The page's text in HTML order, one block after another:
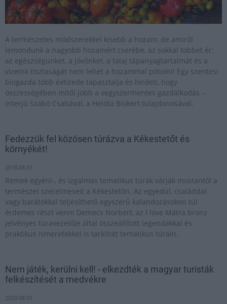
A természetes módszerekkel kisebb a hozam, de amiről
lemondunk a nagyobb hozamért cserébe, az sokkal többet ér:
az egészségünket, a jövőnket, a talaj tápanyagtartalmát és a
vizeink tisztaságát nem lehet a hozammal pótolni! Egy szentesi
biogazda több évtizede tapasztalja és hirdeti, hogy
összességében mitől jobb a vegyszermentes gazdálkodás –
interjú Szabó Csabával, a Helóta Biokert tulajdonosával.
Fedezzük fel közösen túrázva a Kékestetőt és
környékét!
2018.08.31
Remek egyéni-, és izgalmas tematikus túrák várják mostantól a
természet szerelmeseit a Kékestetőn. Az egyedül, családdal
vagy barátokkal teljesíthető egyszerű kalandozásokon túl
érdemes részt venni Demecs Norbert, az I love Mátra bronz
jelvényes túravezetője által összeállított legendákkal és
praktikus ismeretekkel is tarkított tematikus túráin.
Nem játék, kerülni kell! - elkezdték a magyar turisták
felkészítését a medvékre
2020.08.05